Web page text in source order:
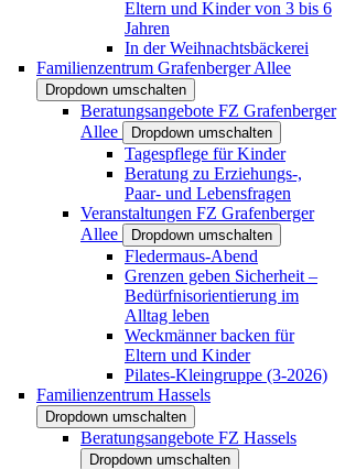
Eltern und Kinder von 3 bis 6
Jahren
In der Weihnachtsbäckerei
Familienzentrum Grafenberger Allee
Dropdown umschalten
Beratungsangebote FZ Grafenberger
Allee
Dropdown umschalten
Tagespflege für Kinder
Beratung zu Erziehungs-,
Paar- und Lebensfragen
Veranstaltungen FZ Grafenberger
Allee
Dropdown umschalten
Fledermaus-Abend
Grenzen geben Sicherheit –
Bedürfnisorientierung im
Alltag leben
Weckmänner backen für
Eltern und Kinder
Pilates-Kleingruppe (3-2026)
Familienzentrum Hassels
Dropdown umschalten
Beratungsangebote FZ Hassels
Dropdown umschalten